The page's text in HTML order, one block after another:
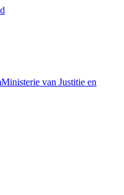
Ministerie van Justitie en